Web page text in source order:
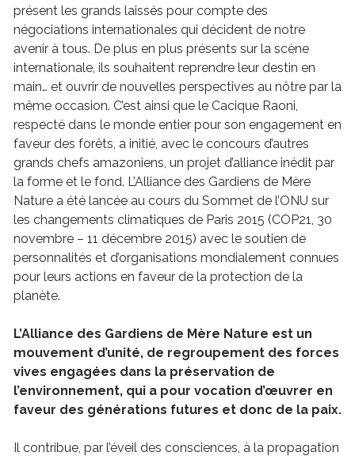
présent les grands laissés pour compte des
négociations internationales qui décident de notre
avenir à tous. De plus en plus présents sur la scène
internationale, ils souhaitent reprendre leur destin en
main… et ouvrir de nouvelles perspectives au nôtre par la
même occasion. C’est ainsi que le Cacique Raoni,
respecté dans le monde entier pour son engagement en
faveur des forêts, a initié, avec le concours d’autres
grands chefs amazoniens, un projet d’alliance inédit par
la forme et le fond. L’Alliance des Gardiens de Mère
Nature a été lancée au cours du Sommet de l’ONU sur
les changements climatiques de Paris 2015 (COP21, 30
novembre – 11 décembre 2015) avec le soutien de
personnalités et d’organisations mondialement connues
pour leurs actions en faveur de la protection de la
planète.
L’Alliance des Gardiens de Mère Nature est un
mouvement d’unité, de regroupement des forces
vives engagées dans la préservation de
l’environnement, qui a pour vocation d’œuvrer en
faveur des générations futures et donc de la paix.
Il contribue, par l’éveil des consciences, à la propagation